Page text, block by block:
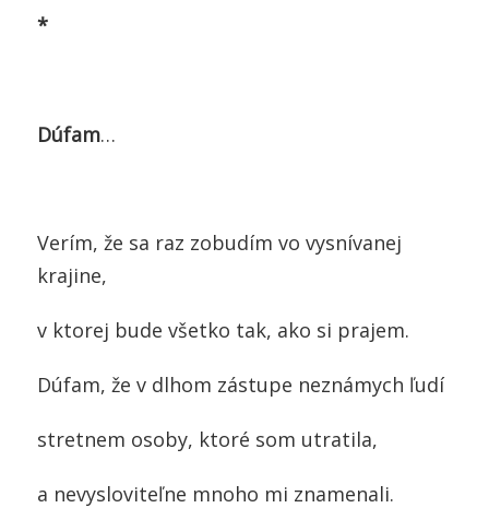
*
Dúfam…
Verím, že sa raz zobudím vo vysnívanej
krajine,
v ktorej bude všetko tak, ako si prajem.
Dúfam, že v dlhom zástupe neznámych ľudí
stretnem osoby, ktoré som utratila,
a nevysloviteľne mnoho mi znamenali.